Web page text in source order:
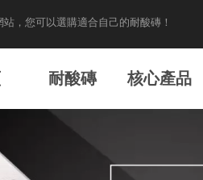
，您可以選購適合自己的耐酸磚！
耐酸磚 核心產品